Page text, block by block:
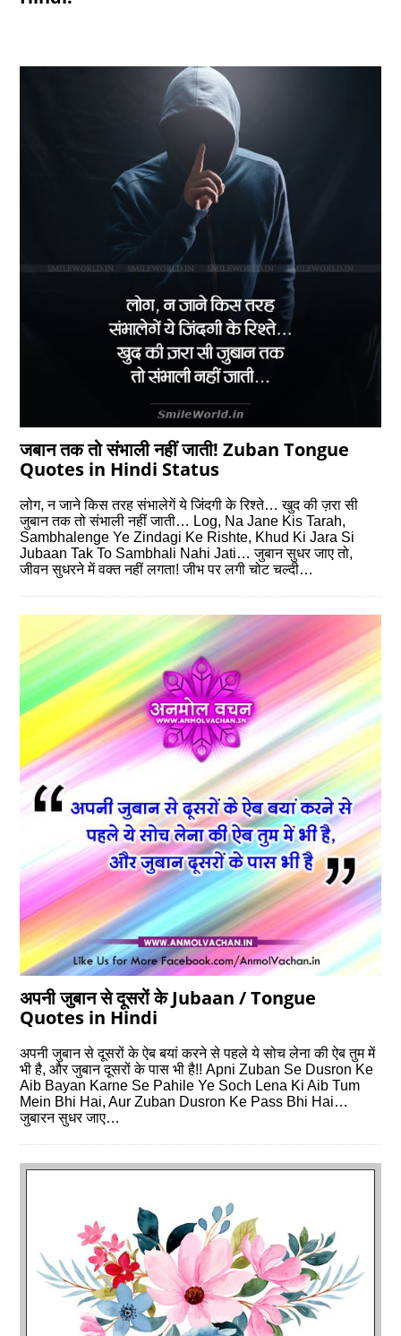
जबान तक तो संभाली नहीं जाती! Zuban Tongue
Quotes in Hindi Status
लोग, न जाने किस तरह संभालेगें ये जिंदगी के रिश्ते… खुद की ज़रा सी
जुबान तक तो संभाली नहीं जाती… Log, Na Jane Kis Tarah,
Sambhalenge Ye Zindagi Ke Rishte, Khud Ki Jara Si
Jubaan Tak To Sambhali Nahi Jati… जुबान सुधर जाए तो,
जीवन सुधरने में वक्त नहीं लगता! जीभ पर लगी चोट चल्दी…
अपनी जुबान से दूसरों के Jubaan / Tongue
Quotes in Hindi
अपनी जुबान से दूसरों के ऐब बयां करने से पहले ये सोच लेना की ऐब तुम में
भी है, और जुबान दूसरों के पास भी है!! Apni Zuban Se Dusron Ke
Aib Bayan Karne Se Pahile Ye Soch Lena Ki Aib Tum
Mein Bhi Hai, Aur Zuban Dusron Ke Pass Bhi Hai…
जुबारन सुधर जाए…